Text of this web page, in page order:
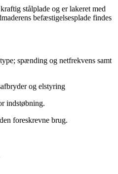
stålplade og er lakeret med
befæstigelsesplade findes
spænding og netfrekvens samt
og elstyring
indstøbning.
foreskrevne brug.